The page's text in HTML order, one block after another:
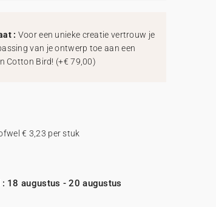
: Voor een unieke creatie vertrouw je
van je ontwerp toe aan een
Cotton Bird! (+€ 79,00)
€ 3,23 per stuk
18 augustus - 20 augustus